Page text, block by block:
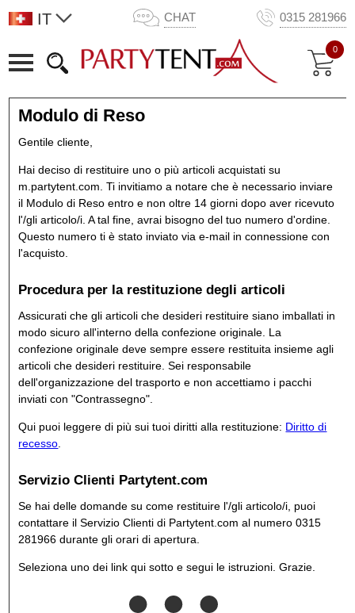
IT CHAT 0315 281966
0
Modulo di Reso
Gentile cliente,
Hai deciso di restituire uno o più articoli acquistati su
m.partytent.com. Ti invitiamo a notare che è necessario inviare
il Modulo di Reso entro e non oltre 14 giorni dopo aver ricevuto
l'/gli articolo/i. A tal fine, avrai bisogno del tuo numero d'ordine.
Questo numero ti è stato inviato via e-mail in connessione con
l'acquisto.
Procedura per la restituzione degli articoli
Assicurati che gli articoli che desideri restituire siano imballati in
modo sicuro all'interno della confezione originale. La
confezione originale deve sempre essere restituita insieme agli
articoli che desideri restituire. Sei responsabile
dell'organizzazione del trasporto e non accettiamo i pacchi
inviati con "Contrassegno".
Qui puoi leggere di più sui tuoi diritti alla restituzione: Diritto di
recesso
Servizio Clienti Partytent.com
Se hai delle domande su come restituire l'/gli articolo/i, puoi
contattare il Servizio Clienti di Partytent.com al numero0315
281966 durante gli orari di apertura.
Seleziona uno dei link qui sotto e segui le istruzioni. Grazie.